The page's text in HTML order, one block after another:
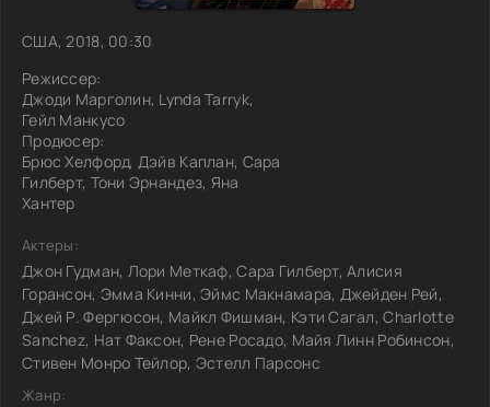
США, 2018, 00:30
Режиссер:
Джоди Марголин, Lynda Tarryk,
Гейл Манкусо
Продюсер:
Брюс Хелфорд, Дэйв Каплан, Сара
Гилберт, Тони Эрнандез, Яна
Хантер
Актеры:
Джон Гудман, Лори Меткаф, Сара Гилберт, Алисия
Горансон, Эмма Кинни, Эймс Макнамара, Джейден Рей,
Джей Р. Фергюсон, Майкл Фишман, Кэти Сагал, Charlotte
Sanchez, Нат Факсон, Рене Росадо, Майя Линн Робинсон,
Стивен Монро Тейлор, Эстелл Парсонс
Жанр: